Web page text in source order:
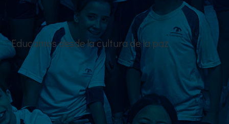
Creemos en la importancia de crecer en un entorno
seguro, acogedor y lleno de confianza.
Educamos desde la cultura de la paz
Inspirados por nuestro Ideario Claretiano,
trabajamos desde la cultura de la paz. Contamos con
un Equipo de Convivencia y Tratamiento del
Conflicto que acompaña a nuestros alumnos y
alumnas en su crecimiento personal y social.